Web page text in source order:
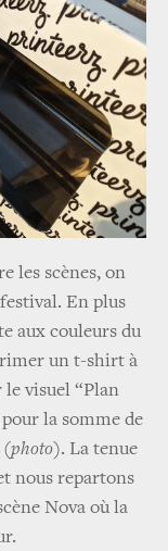
les scènes, on
En plus
aux couleurs du
un t-shirt à
visuel “Plan
la somme de
(photo). La tenue
nous repartons
Nova où la